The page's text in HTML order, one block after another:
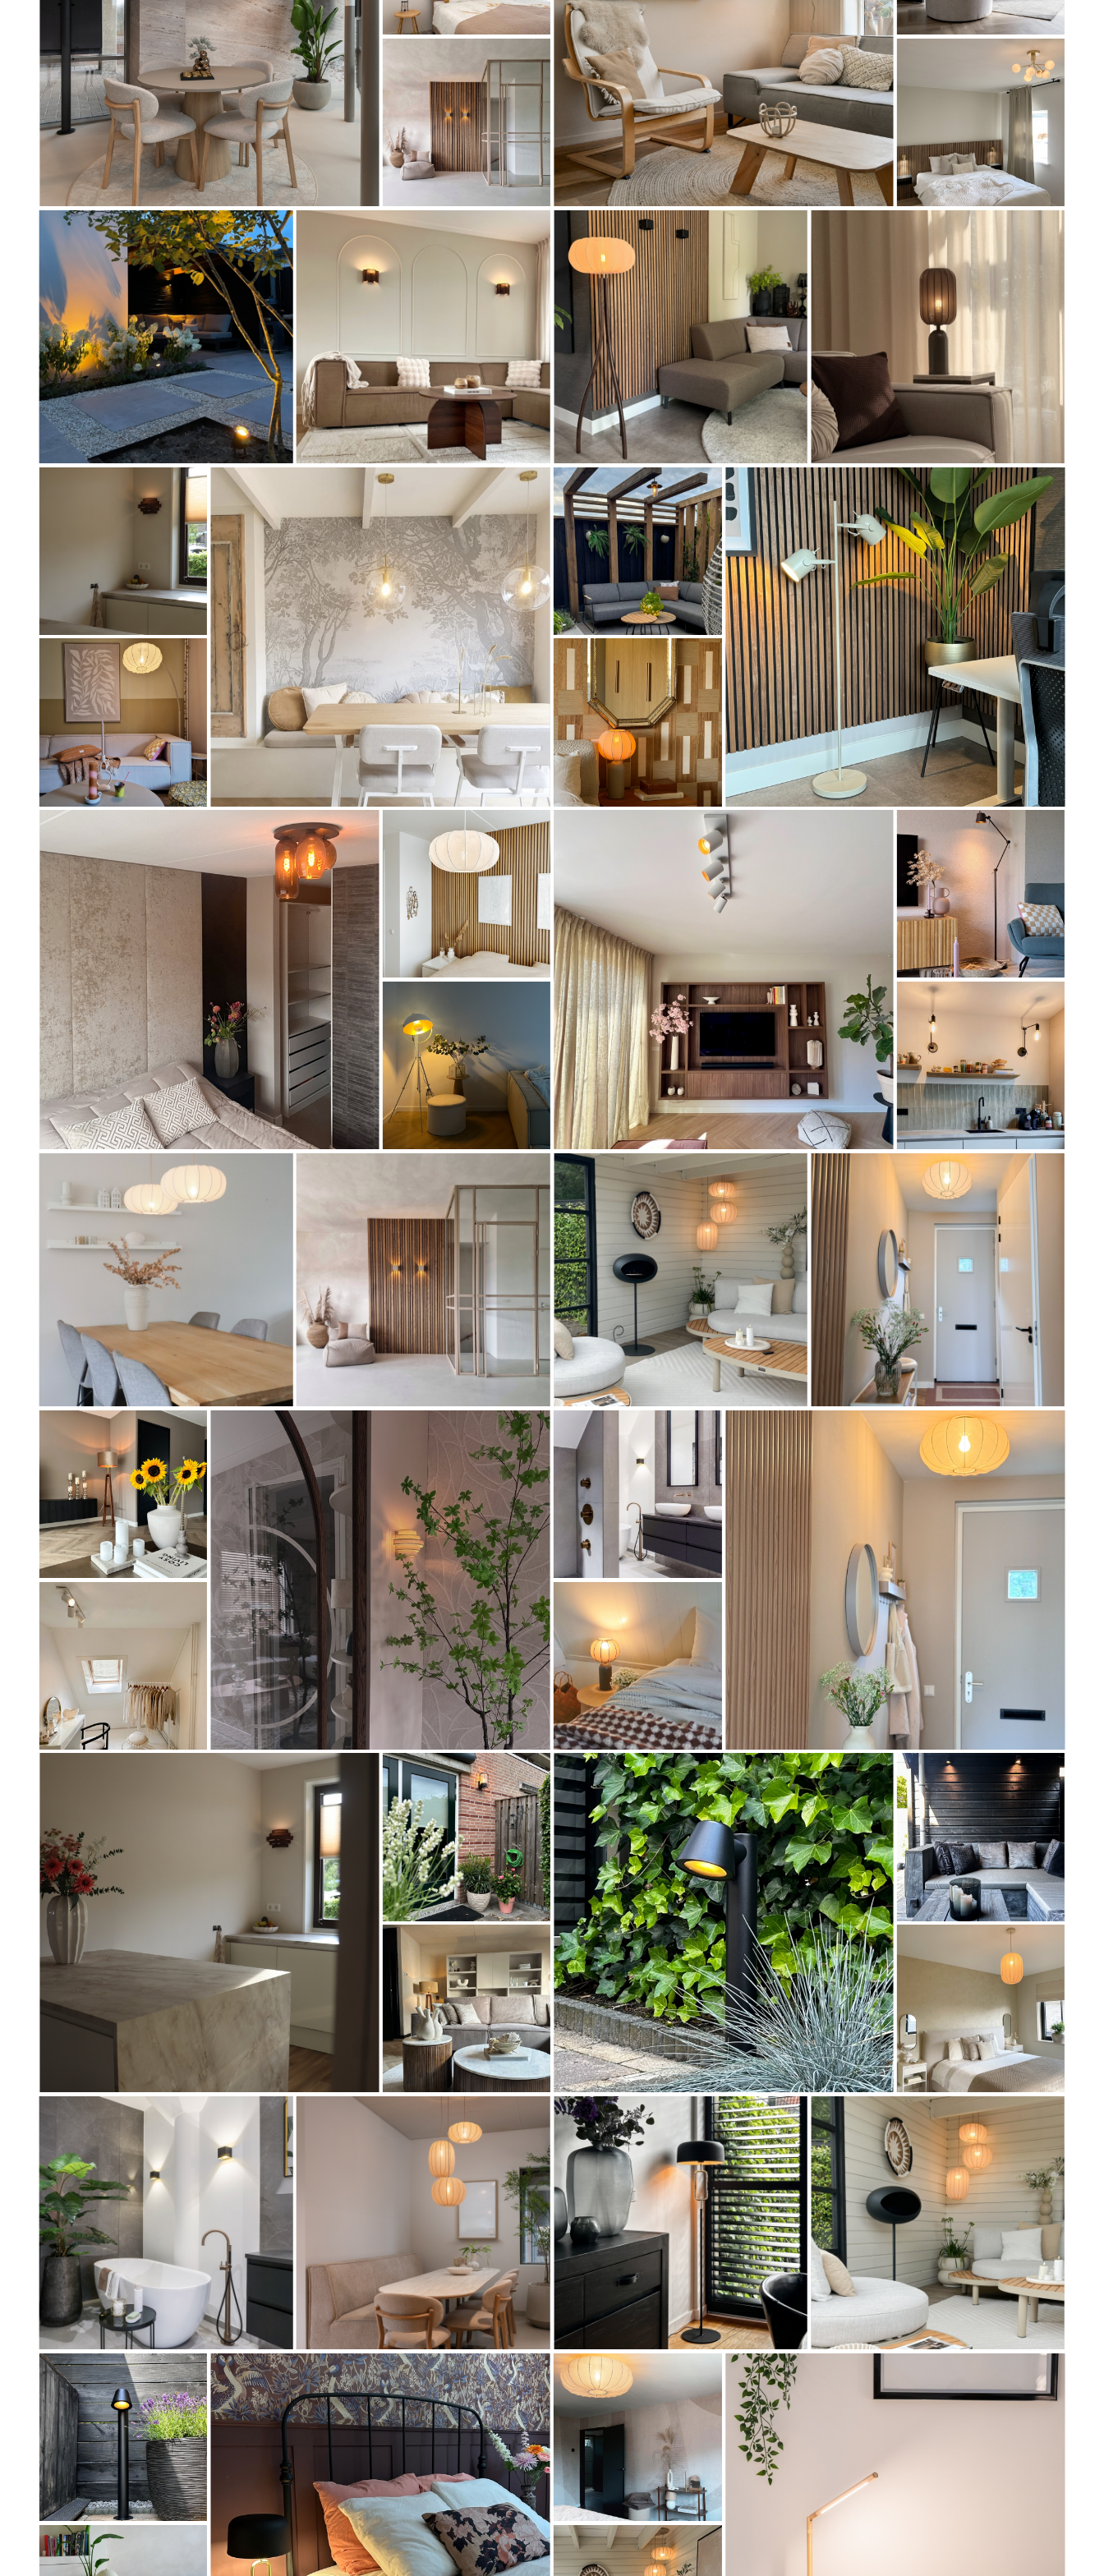
Artikel
74920
Artikel
74565
71785
Artikel
74526
Artikel
31407
Artikel
75610
Artikel
75407
Artikel
73889
75041
Artikel
75237
Artikel
31327
Artikel
74800
Artikel
74014
74882
Artikel
75279
Artikel
75002
Artikel
31351
75147
Artikel
74922
Artikel
75614
Artikel
74767
Artikel
72654
Artikel
75003
Artikel
73908
Artikel
75002
Artikel
74187
Artikel
74214
Artikel
74918